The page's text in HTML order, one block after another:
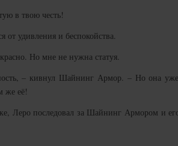
в твою честь!
от удивления и беспокойства.
Но мне не нужна статуя.
– кивнул Шайнинг Армор. – Но она
же её!
Леро последовал за Шайнинг Армором и